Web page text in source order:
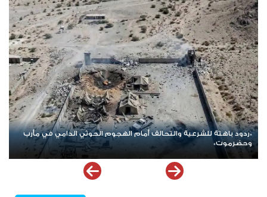
قتلى وجرحى بقصف جوي على مواقع الطوارئ اليمنية في العبر